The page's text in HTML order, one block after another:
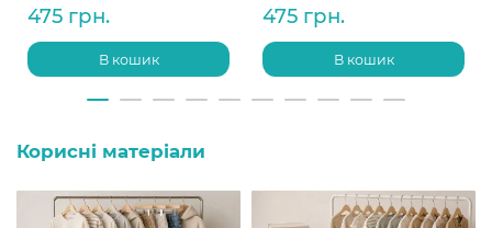
475 грн.
В кошик
475 грн.
В кошик
Корисні матеріали